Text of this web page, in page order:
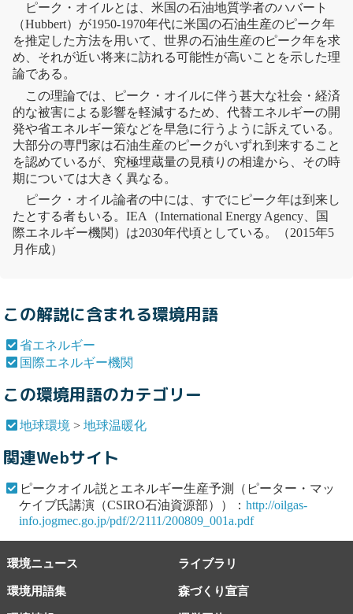
ピーク・オイルとは、米国の石油地質学者のハバート
（Hubbert）が1950-1970年代に米国の石油生産のピーク年
を推定した方法を用いて、世界の石油生産のピーク年を求
め、それが近い将来に訪れる可能性が高いことを示した理
論である。
この理論では、ピーク・オイルに伴う甚大な社会・経済
的な被害による影響を軽減するため、代替エネルギーの開
発や省エネルギー策などを早急に行うように訴えている。
大部分の専門家は石油生産のピークがいずれ到来すること
を認めているが、究極埋蔵量の見積りの相違から、その時
期については大きく異なる。
ピーク・オイル論者の中には、すでにピーク年は到来し
たとする者もいる。IEA（International Energy Agency、
国
際エネルギー機関 ）は2030年代頃としている。（2015年5
月作成）
この解説に含まれる環境用語
省エネルギー
国際エネルギー機関
この環境用語のカテゴリー
地球環境 >地球温暖化
関連Webサイト
ピークオイル説とエネルギー生産予測（ピーター・マッ
ケイブ氏講演（CSIRO石油資源部））： http://oilgas-
info.jogmec.go.jp/pdf/2/2111/200809_001a.pdf
環境ニュース ライブラリ
環境用語集 森づくり宣言